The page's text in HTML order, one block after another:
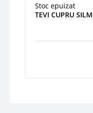
Stoc epuizat
TEVI CUPRU